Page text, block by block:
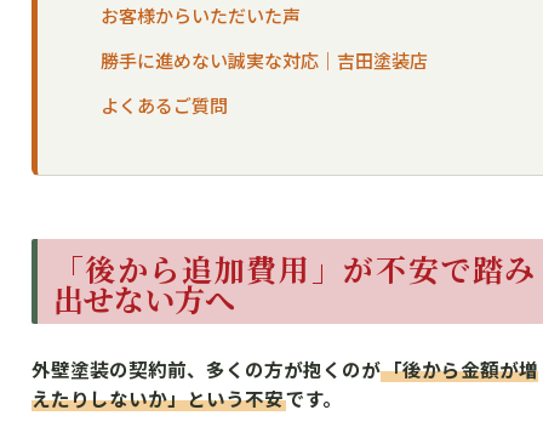
お客様からいただいた声
勝手に進めない誠実な対応｜吉田塗装店
よくあるご質問
「後から追加費用」が不安で踏み
出せない方へ
外壁塗装の契約前、多くの方が抱くのが「後から金額が増
えたりしないか」という不安です。